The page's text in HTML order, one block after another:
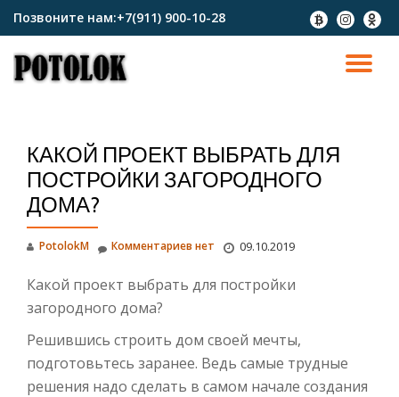
содержимому
Позвоните нам:+7(911) 900-10-28
fa-
btc
fa-
instagram
fa-
КАКОЙ ПРОЕКТ ВЫБРАТЬ ДЛЯ
ПОСТРОЙКИ ЗАГОРОДНОГО
ДОМА?
PotolokM 09.10.2019
Комментариев нет
Какой проект выбрать для постройки
загородного дома?
Решившись строить дом своей мечты,
подготовьтесь заранее. Ведь самые трудные
решения надо сделать в самом начале создания